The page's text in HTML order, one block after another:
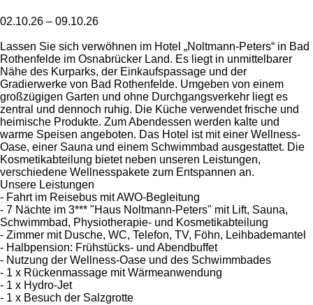
02.10.26 – 09.10.26
Lassen Sie sich verwöhnen im Hotel „Noltmann-Peters“ in Bad
Rothenfelde im Osnabrücker Land. Es liegt in unmittelbarer
Nähe des Kurparks, der Einkaufspassage und der
Gradierwerke von Bad Rothenfelde. Umgeben von einem
großzügigen Garten und ohne Durchgangsverkehr liegt es
zentral und dennoch ruhig. Die Küche verwendet frische und
heimische Produkte. Zum Abendessen werden kalte und
warme Speisen angeboten. Das Hotel ist mit einer Wellness-
Oase, einer Sauna und einem Schwimmbad ausgestattet. Die
Kosmetikabteilung bietet neben unseren Leistungen,
verschiedene Wellnesspakete zum Entspannen an.
Unsere Leistungen
- Fahrt im Reisebus mit AWO-Begleitung
- 7 Nächte im 3*** "Haus Noltmann-Peters" mit Lift, Sauna,
Schwimmbad, Physiotherapie- und Kosmetikabteilung
- Zimmer mit Dusche, WC, Telefon, TV, Föhn, Leihbademantel
- Halbpension: Frühstücks- und Abendbuffet
- Nutzung der Wellness-Oase und des Schwimmbades
- 1 x Rückenmassage mit Wärmeanwendung
- 1 x Hydro-Jet
- 1 x Besuch der Salzgrotte